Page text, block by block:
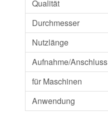
Qualität
Durchmesser
Nutzlänge
Aufnahme/Anschluss
für Maschinen
Anwendung